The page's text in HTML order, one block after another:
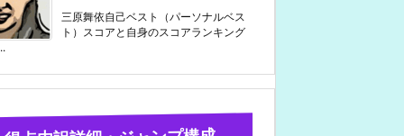
三原舞依自己ベスト（パーソナルベス
ト）スコアと自身のスコアランキング